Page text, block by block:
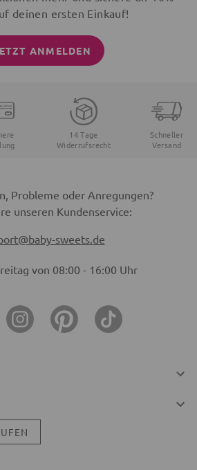
deinen ersten Einkauf!
ANMELDEN
14 Tage
Widerrufsrecht
Schneller
Versand
Probleme oder Anregungen?
unseren Kundenservice:
sweets.de
von 08:00 - 16:00 Uhr